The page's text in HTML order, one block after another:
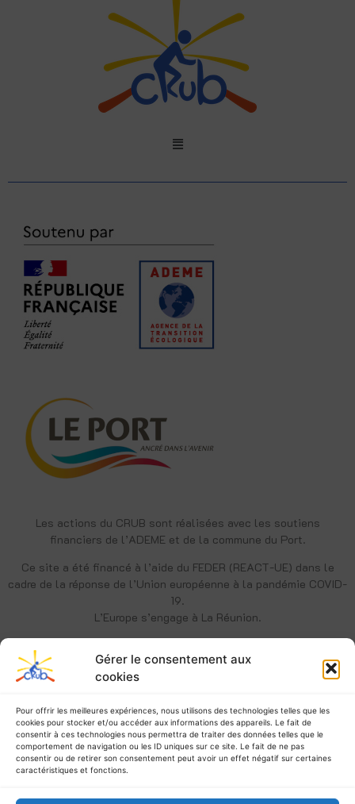
Gérer le consentement aux
cookies
Pour offrir les meilleures expériences, nous utilisons des technologies telles que les
cookies pour stocker et/ou accéder aux informations des appareils. Le fait de
consentir à ces technologies nous permettra de traiter des données telles que le
comportement de navigation ou les ID uniques sur ce site. Le fait de ne pas
consentir ou de retirer son consentement peut avoir un effet négatif sur certaines
caractéristiques et fonctions.
Les actions du CRUB sont réalisées avec les soutiens
financiers de l’ADEME et de la commune du Port.
Ce site a été financé à l’aide du FEDER (REACT-UE) dans le
cadre de la réponse de l’Union européenne à la pandémie COVID-
19.
L’Europe s’engage à La Réunion.